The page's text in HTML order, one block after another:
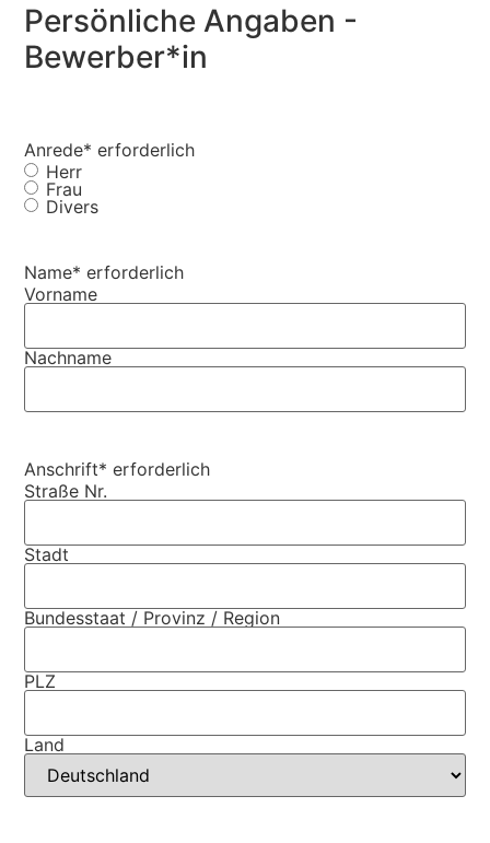
Persönliche Angaben -
Bewerber*in
Anrede* erforderlich
Herr
Frau
Divers
Name* erforderlich
Vorname
Nachname
Anschrift* erforderlich
Straße Nr.
Stadt
Bundesstaat / Provinz / Region
PLZ
Land